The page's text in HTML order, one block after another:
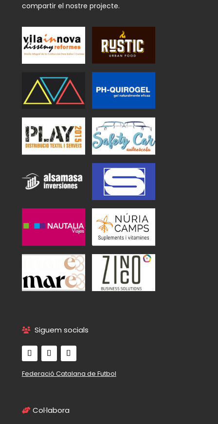
compartir el nostre projecte.
Siguem socials
Federació Catalana de Futbol
Col·labora